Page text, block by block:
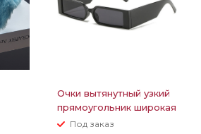
Очки вытянутный узкий
прямоугольник широкая
дужкаПод заказ